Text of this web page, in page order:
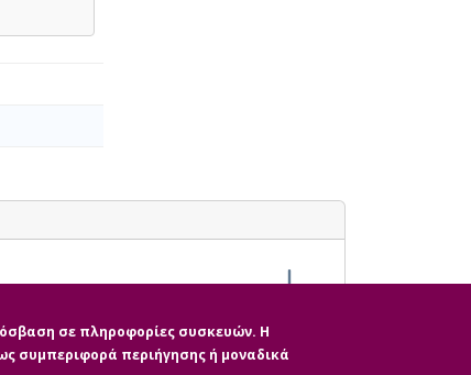
σε πληροφορίες συσκευών. Η
συμπεριφορά περιήγησης ή μοναδικά